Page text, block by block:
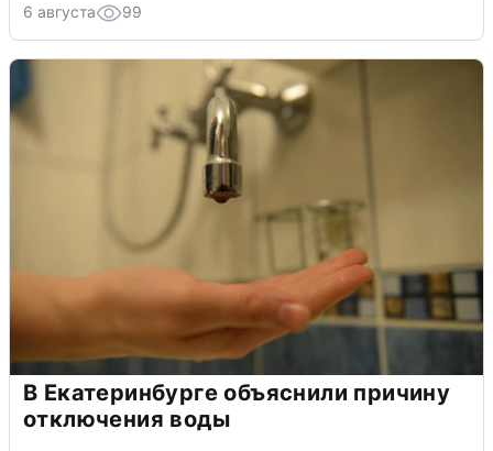
6 августа 99
В Екатеринбурге объяснили причину
отключения воды